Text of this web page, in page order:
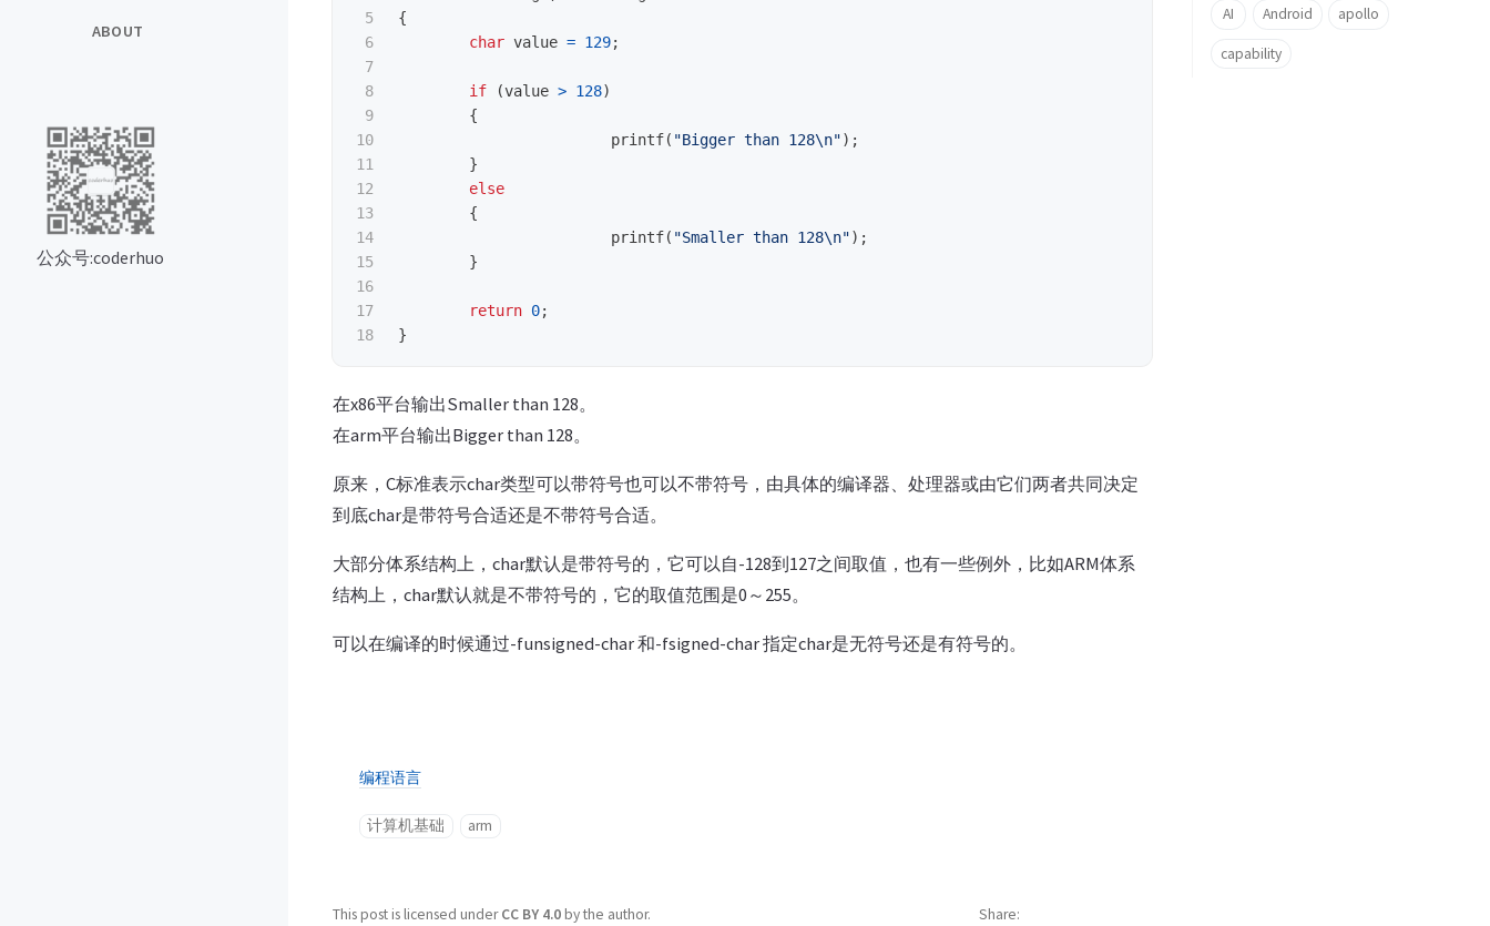
ABOUT
公众号:coderhuo
5
6
7
8
9
10
11
12
13
14
15
16
17
{
char value = 129;
if (value > 128)
{
printf( "Bigger than 128\n");
}
else
{
printf( "Smaller than 128\n");
}
return 0;
}
在x86平台输出Smaller than 128。
在arm平台输出Bigger than 128。
原来，C标准表示char类型可以带符号也可以不带符号，由具体的编译器、处理器或由它们两者共同决定
到底char是带符号合适还是不带符号合适。
大部分体系结构上，char默认是带符号的，它可以自-128到127之间取值，也有一些例外，比如ARM体系
结构上，char默认就是不带符号的，它的取值范围是0～255。
可以在编译的时候通过-funsigned-char 和-fsigned-char 指定char是无符号还是有符号的。
编程语言
计算机基础 arm
This post is licensed underCC BY 4.0by the author. Share
AI Android apollo
capability